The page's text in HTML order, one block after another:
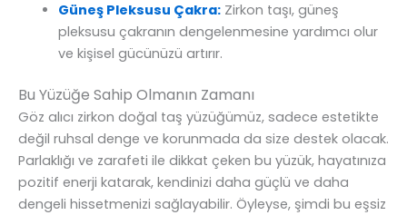
Güneş Pleksusu Çakra:Zirkon taşı, güneş
pleksusu çakranın dengelenmesine yardımcı olur
ve kişisel gücünüzü artırır.
Bu Yüzüğe Sahip Olmanın Zamanı
Göz alıcı zirkon doğal taş yüzüğümüz, sadece estetikte
değil ruhsal denge ve korunmada da size destek olacak.
Parlaklığı ve zarafeti ile dikkat çeken bu yüzük, hayatınıza
pozitif enerji katarak, kendinizi daha güçlü ve daha
dengeli hissetmenizi sağlayabilir. Öyleyse, şimdi bu eşsiz